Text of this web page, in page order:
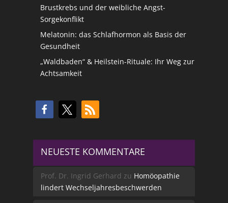
Brustkrebs und der weibliche Angst-
Sorgekonflikt
Melatonin: das Schlafhormon als Basis der
Gesundheit
„Waldbaden“ & Heilstein-Rituale: Ihr Weg zur
Achtsamkeit
NEUESTE KOMMENTARE
Prof. Dr. Ingrid Gerhard zu Homöopathie
lindert Wechseljahresbeschwerden